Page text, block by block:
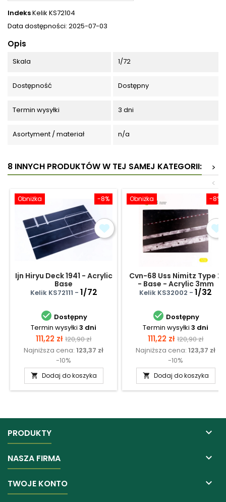
IndeksKelik KS72104
Data dostępności: 2025-07-03
Opis
Skala 1/72
Dostępność Dostępny
Termin wysyłki 3 dni
Asortyment / materiał n/a
8 INNYCH PRODUKTÓW W TEJ SAMEJ KATEGORII:
>
<
-8%
Obniżka
Ijn Hiryu Deck 1941 - Acrylic
Base
Kelik KS72111 - 1/72
 Dostępny
Termin wysyłki 3 dni
Cena
111,22 zł Cena
podstawowa
120,90 zł
Najniższa cena: 123,37 zł
-10%
 Dodaj do koszyka
-8%
Obniżka
Cvn-68 Uss Nimitz Type 2
- Base - Acrylic 3mm
(410x270mm) (410g)
Kelik KS32002 - 1/32
 Dostępny
Termin wysyłki 3 dni
Cena
111,22 zł Cena
podstawowa
120,90 zł
Najniższa cena: 123,37 zł
-10%
 Dodaj do koszyka
PRODUKTY 
NASZA FIRMA 
TWOJE KONTO 